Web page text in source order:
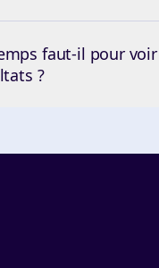
faut-il pour
?